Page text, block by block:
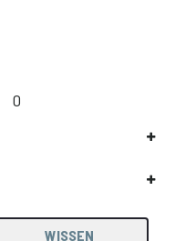
Minimale prijs
Maximale prijs
WISSEN